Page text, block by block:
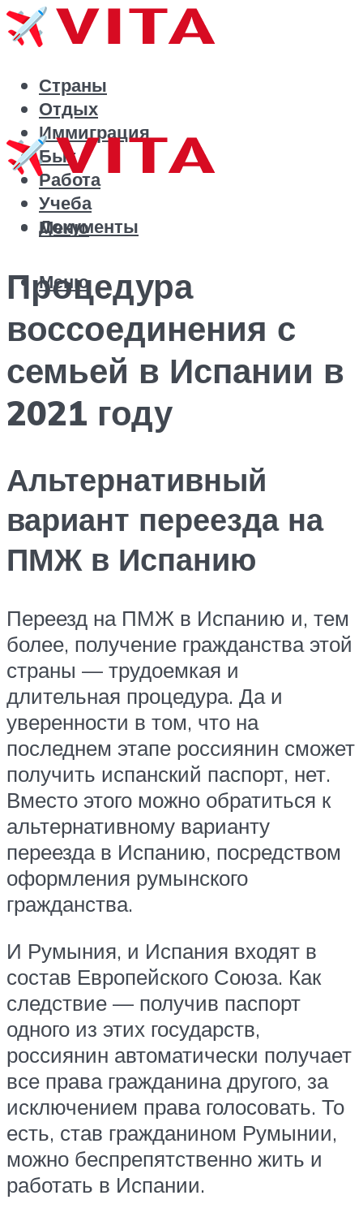
Страны
Отдых
Иммиграция
Быт
Работа
Учеба
Документы
Меню
Меню
Процедура
воссоединения с
семьей в Испании в
2021 году
Альтернативный
вариант переезда на
ПМЖ в Испанию
Переезд на ПМЖ в Испанию и, тем
более, получение гражданства этой
страны — трудоемкая и
длительная процедура. Да и
уверенности в том, что на
последнем этапе россиянин сможет
получить испанский паспорт, нет.
Вместо этого можно обратиться к
альтернативному варианту
переезда в Испанию, посредством
оформления румынского
гражданства.
И Румыния, и Испания входят в
состав Европейского Союза. Как
следствие — получив паспорт
одного из этих государств,
россиянин автоматически получает
все права гражданина другого, за
исключением права голосовать. То
есть, став гражданином Румынии,
можно беспрепятственно жить и
работать в Испании.